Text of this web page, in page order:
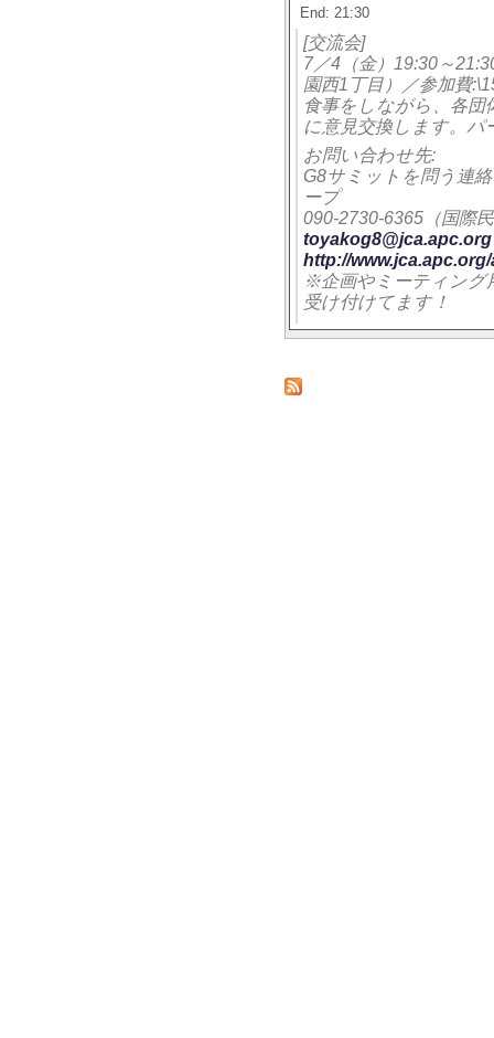
End: 21:30
[交流会]
7／4（金）19:30～
園西1丁目）／参加費
食事をしながら、各団
に意見交換します。
お問い合わせ先:
G8サミットを問う連
ープ
090-2730-6365（国際
toyakog8@jca.apc.org
http://
※企画やミーティング
受け付けてます！